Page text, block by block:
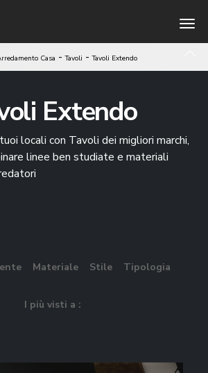
Casa -Tavoli -Tavoli Extendo
Extendo
locali con Tavoli dei migliori marchi,
linee ben studiate e materiali
Materiale Stile Tipologia
I più visti a :